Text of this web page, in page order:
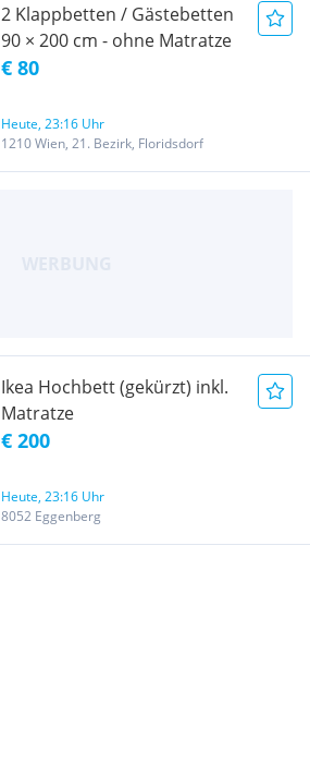
2 Klappbetten / Gästebetten
90 × 200 cm - ohne Matratze
€ 80
Heute, 23:16 Uhr
1210 Wien, 21. Bezirk, Floridsdorf
Ikea Hochbett (gekürzt) inkl.
Matratze
€ 200
Heute, 23:16 Uhr
8052 Eggenberg